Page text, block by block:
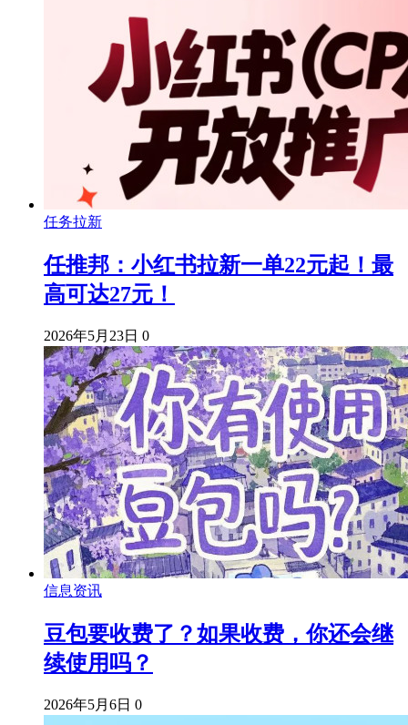
任务拉新
任推邦：小红书拉新一单22元起！最
高可达27元！
2026年5月23日 0
信息资讯
豆包要收费了？如果收费，你还会继
续使用吗？
2026年5月6日 0